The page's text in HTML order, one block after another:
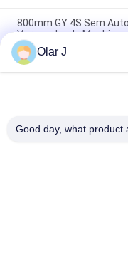
800mm GY 4S Sem
Verzegelende Machine
De semi Auto de Kop
van de Machineyoghurt
De Kop van JS 20CC
Olar J
Good day, what product